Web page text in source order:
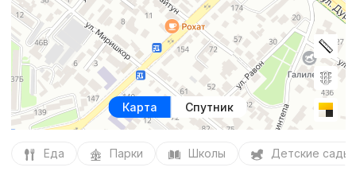
Карта Спутник
Еда Парки Школы Детские сады